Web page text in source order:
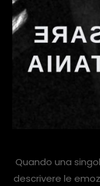
Quando una
descrivere le